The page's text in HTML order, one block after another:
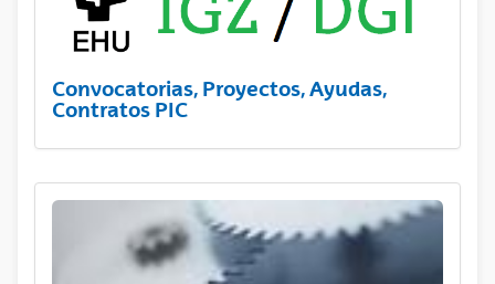
Convocatorias, Proyectos, Ayudas,
Contratos PIC